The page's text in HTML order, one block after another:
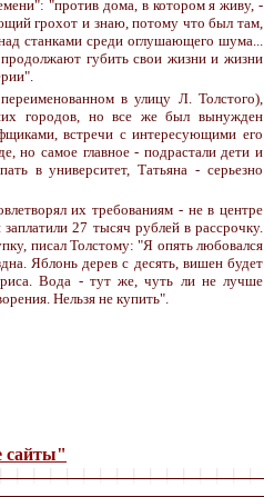
"против дома, в котором я живу, -
грохот и знаю, потому что был там,
станками среди оглушающего шума...
губить свои жизни и жизни
в улицу Л. Толстого),
городов, но все же был вынужден
встречи с интересующими его
но самое главное - подрастали дети и
в университет, Татьяна - серьезно
их требованиям - не в центре
27 тысяч рублей в рассрочку.
писал Толстому: "Я опять любовался
Яблонь дерев с десять, вишен будет
Вода - тут же, чуть ли не лучше
Нельзя не купить".
сайты"